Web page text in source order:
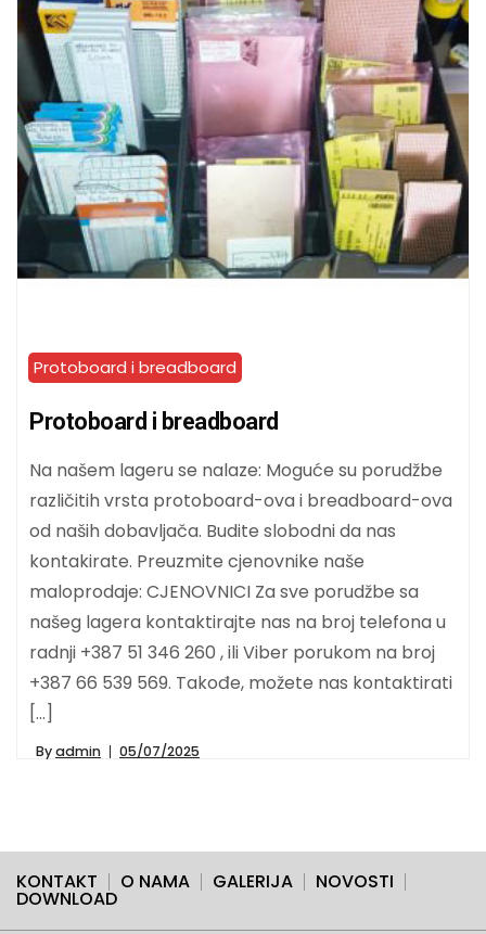
Protoboard i breadboard
Protoboard i breadboard
Na našem lageru se nalaze: Moguće su porudžbe
različitih vrsta protoboard-ova i breadboard-ova
od naših dobavljača. Budite slobodni da nas
kontakirate. Preuzmite cjenovnike naše
maloprodaje: CJENOVNICI Za sve porudžbe sa
našeg lagera kontaktirajte nas na broj telefona u
radnji +387 51 346 260 , ili Viber porukom na broj
+387 66 539 569. Takođe, možete nas kontaktirati
[…]
Byadmin 05/07/2025
KONTAKT O NAMA GALERIJA NOVOSTI
DOWNLOAD